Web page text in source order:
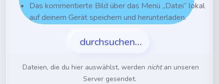
Das kommentierte Bild über das Menü „Datei“ lokal
auf deinem Gerät speichern und herunterladen.
durchsuchen…
Dateien, die du hier auswählst, werden nichtan unseren
Server gesendet.